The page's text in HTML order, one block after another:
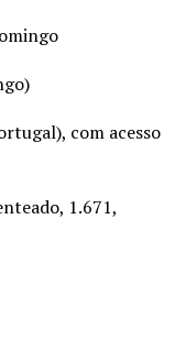
com acesso
1.671,